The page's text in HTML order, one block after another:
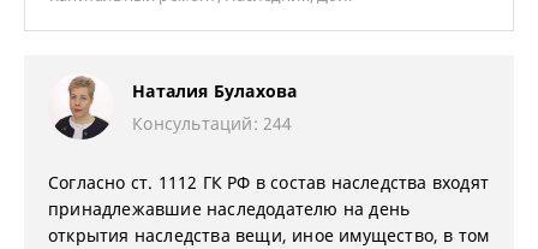
Наталия Булахова
Консультаций: 244
Согласно ст. 1112 ГК РФ в состав наследства входят
принадлежавшие наследодателю на день
открытия наследства вещи, иное имущество, в том